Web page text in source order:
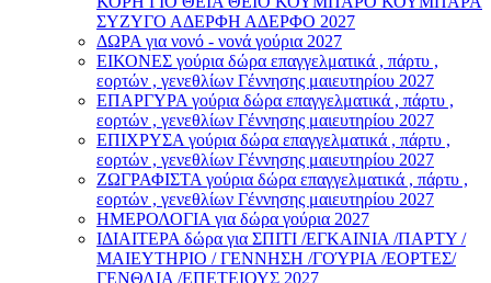
ΣΥΖΥΓΟ ΑΔΕΡΦΗ ΑΔΕΡΦΟ 2027
ΔΩΡΑ για νονό - νονά γούρια 2027
ΕΙΚΟΝΕΣ γούρια δώρα επαγγελματικά , πάρτυ ,
εορτών , γενεθλίων Γέννησης μαιευτηρίου 2027
ΕΠΑΡΓΥΡΑ γούρια δώρα επαγγελματικά , πάρτυ ,
εορτών , γενεθλίων Γέννησης μαιευτηρίου 2027
ΕΠΙΧΡΥΣΑ γούρια δώρα επαγγελματικά , πάρτυ ,
εορτών , γενεθλίων Γέννησης μαιευτηρίου 2027
ΖΩΓΡΑΦΙΣΤΑ γούρια δώρα επαγγελματικά , πάρτυ ,
εορτών , γενεθλίων Γέννησης μαιευτηρίου 2027
ΗΜΕΡΟΛΟΓΙΑ για δώρα γούρια 2027
ΙΔΙΑΙΤΕΡΑ δώρα για ΣΠΙΤΙ /ΕΓΚΑΙΝΙΑ /ΠΑΡΤΥ /
ΜΑΙΕΥΤΗΡΙΟ / ΓΕΝΝΗΣΗ /ΓΟΎΡΙΑ /ΕΟΡΤΕΣ/
ΓΕΝΘΛΙΑ /ΕΠΕΤΕΙΟΥΣ 2027